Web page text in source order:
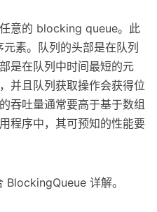
意的 blocking queue。此
素。队列的头部是在队列
是在队列中时间最短的元
并且队列获取操作会获得位
吞吐量通常要高于基于数组
程序中，其可预知的性能要
详解。